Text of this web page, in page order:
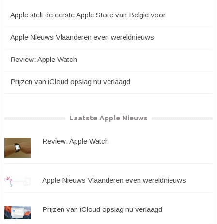
Apple stelt de eerste Apple Store van België voor
Apple Nieuws Vlaanderen even wereldnieuws
Review: Apple Watch
Prijzen van iCloud opslag nu verlaagd
Laatste Apple Nieuws
Review: Apple Watch
Apple Nieuws Vlaanderen even wereldnieuws
Prijzen van iCloud opslag nu verlaagd